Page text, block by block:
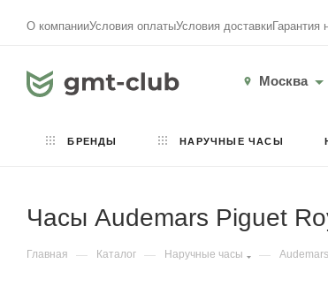
О компанииУсловия оплатыУсловия доставкиГарантия
Москва
БРЕНДЫ НАРУЧНЫЕ ЧАСЫ
Часы Audemars Piguet
Главная — Каталог — Наручные часы —